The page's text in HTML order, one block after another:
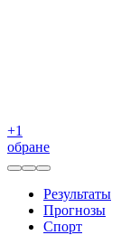
+1
обране
Результаты
Прогнозы
Спорт